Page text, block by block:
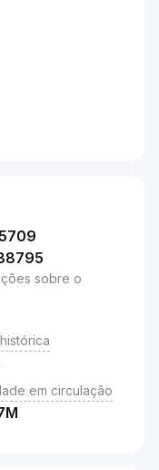
sobre o
em circulação